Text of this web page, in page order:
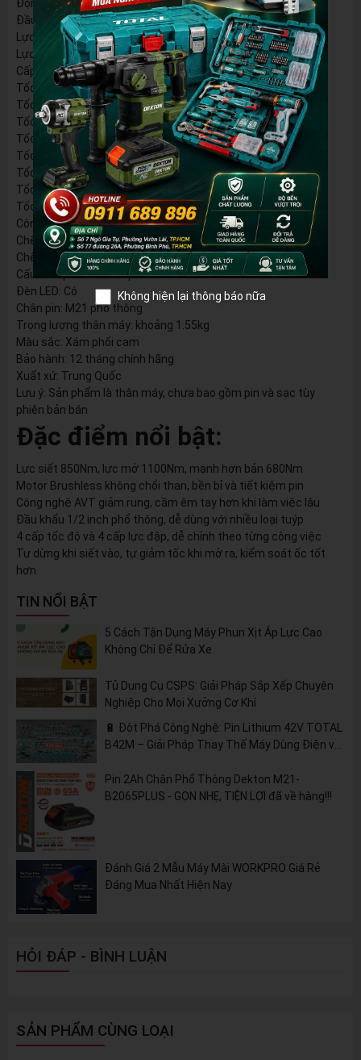
Động cơ: Brushless không chổi than
Đầu khẩu: 1/2 inch, tương đương 12.7mm
Lực siết tối đa: 850Nm
Lực mở tối đa: 1100Nm
Cấp tốc độ: 4 cấp
Tốc độ không tải cấp 1: 0–1200 vòng/phút
Tốc độ không tải cấp 2: 0–1500 vòng/phút
Tốc độ không tải cấp 3: 0–1800 vòng/phút
Tốc độ không tải cấp 4: 0–2400 vòng/phút
Tốc độ đập cấp 1: 0–1700 lần/phút
Tốc độ đập cấp 2: 0–2000 lần/phút
Tốc độ đập cấp 3: 0–2400 lần/phút
Tốc độ đập cấp 4: 0–2700 lần/phút
Công nghệ giảm rung: AVT
Chế độ tự dừng khi siết: Forward Auto-Stop
Chế độ tự giảm tốc khi mở: Reverse Auto-Slow
Cấu hình phím bấm: 2 phím bấm
Đèn LED: Có
Chân pin: M21 phổ thông
Trọng lượng thân máy: khoảng 1.55kg
Màu sắc: Xám phối cam
Bảo hành: 12 tháng chính hãng
Xuất xứ: Trung Quốc
Lưu ý: Sản phẩm là thân máy, chưa bao gồm pin và sạc tùy
phiên bản bán
Đặc điểm nổi bật:
Lực siết 850Nm, lực mở 1100Nm, mạnh hơn bản 680Nm
Motor Brushless không chổi than, bền bỉ và tiết kiệm pin
Công nghệ AVT giảm rung, cầm êm tay hơn khi làm việc lâu
Đầu khẩu 1/2 inch phổ thông, dễ dùng với nhiều loại tuýp
4 cấp tốc độ và 4 cấp lực đập, dễ chỉnh theo từng công việc
Tự dừng khi siết vào, tự giảm tốc khi mở ra, kiểm soát ốc tốt
hơn
TIN NỔI BẬT
5 Cách Tận Dụng Máy Phun Xịt Áp Lực Cao
Không Chỉ Để Rửa Xe
Tủ Dụng Cụ CSPS: Giải Pháp Sắp Xếp Chuyên
Nghiệp Cho Mọi Xưởng Cơ Khí
🔋 Đột Phá Công Nghệ: Pin Lithium 42V TOTAL
B42M – Giải Pháp Thay Thế Máy Dùng Điện và
Pin 2Ah Chân Phổ Thông Dekton M21-
B2065PLUS - GỌN NHẸ, TIỆN LỢI đã về hàng!!!
Đánh Giá 2 Mẫu Máy Mài WORKPRO Giá Rẻ
Đáng Mua Nhất Hiện Nay
HỎI ĐÁP - BÌNH LUẬN
SẢN PHẨM CÙNG LOẠI
Không hiện lại thông báo nữa